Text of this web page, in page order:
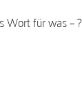
Wort für was – ?